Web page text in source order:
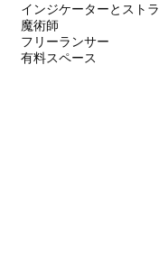
インジケーターとスト
魔術師
フリーランサー
有料スペース